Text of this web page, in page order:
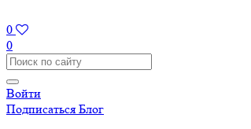
0
0
Войти
Подписаться Блог